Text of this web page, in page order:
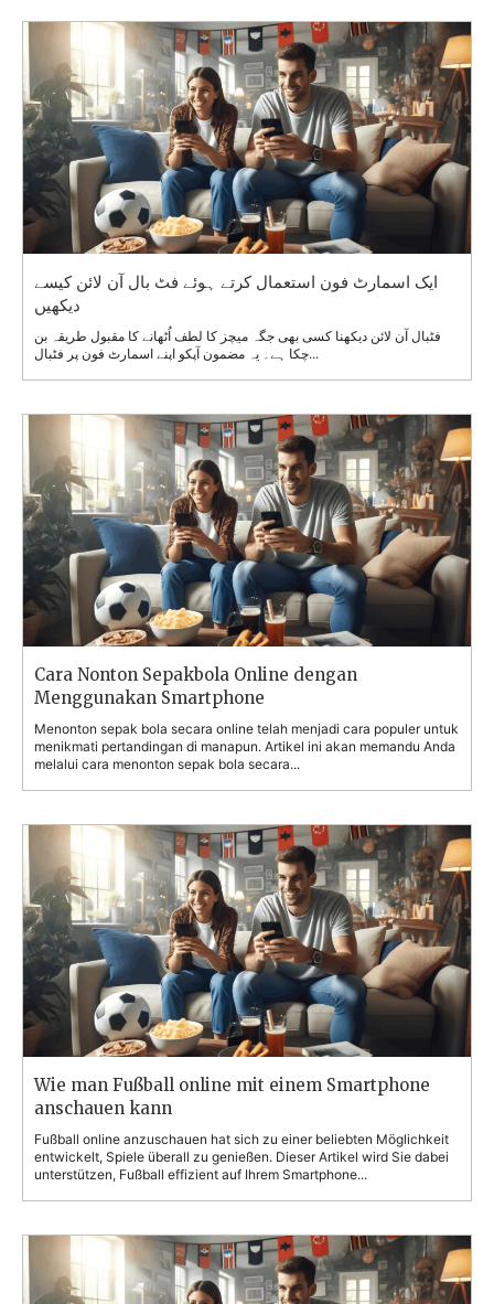
ایک اسمارٹ فون استعمال کرتے ہوئے فٹ بال آن لائن کیسے
دیکھیں
فٹبال آن لائن دیکھنا کسی بھی جگہ میچز کا لطف اُٹھانے کا مقبول طریقہ بن
چکا ہے۔ یہ مضمون آپکو اپنے اسمارٹ فون پر فٹبال...
Cara Nonton Sepakbola Online dengan
Menggunakan Smartphone
Menonton sepak bola secara online telah menjadi cara populer untuk
menikmati pertandingan di manapun. Artikel ini akan memandu Anda
melalui cara menonton sepak bola secara...
Wie man Fußball online mit einem Smartphone
anschauen kann
Fußball online anzuschauen hat sich zu einer beliebten Möglichkeit
entwickelt, Spiele überall zu genießen. Dieser Artikel wird Sie dabei
unterstützen, Fußball effizient auf Ihrem Smartphone...